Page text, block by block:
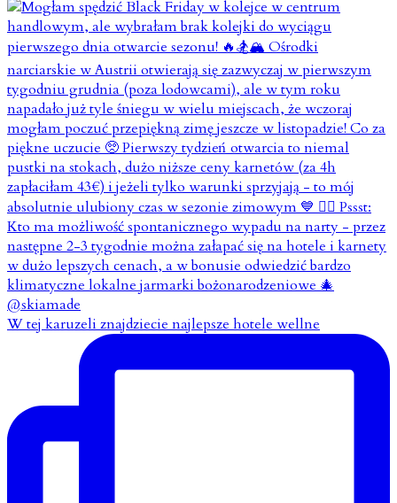
W tej karuzeli znajdziecie najlepsze hotele wellne